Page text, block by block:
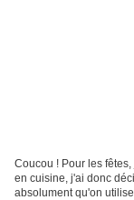
Coucou ! Pour les
en cuisine, j'ai donc
absolument qu'on